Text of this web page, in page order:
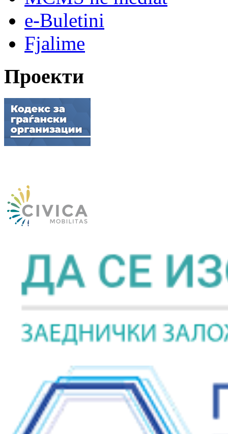
e-Buletini
Fjalime
Проекти